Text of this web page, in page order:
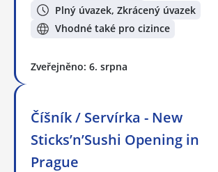
Plný úvazek, Zkrácený úvazek
Vhodné také pro cizince
Zveřejněno: 6. srpna
Číšník / Servírka - New
Sticks’n’Sushi Opening in
Prague